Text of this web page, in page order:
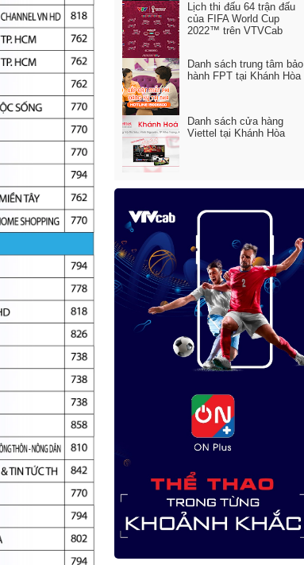
Lịch thi đấu 64 trận đấu
của FIFA World Cup
2022™ trên VTVCab
Danh sách trung tâm bảo
hành FPT tại Khánh Hòa
Danh sách cửa hàng
Viettel tại Khánh Hòa